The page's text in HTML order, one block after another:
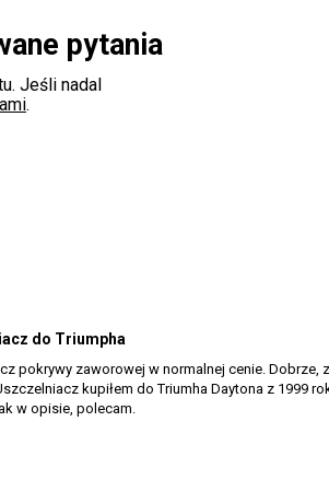
pytania
Jeśli nadal
.
do Triumpha
pokrywy zaworowej w normalnej cenie. Dobrze,
kupiłem do Triumha Daytona z 1999
w opisie, polecam.